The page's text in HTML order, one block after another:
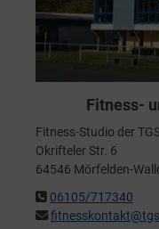
Fitness-
Fitness-Studio der
Okrifteler Str. 6
64546 Mörfelden-
06105/717340